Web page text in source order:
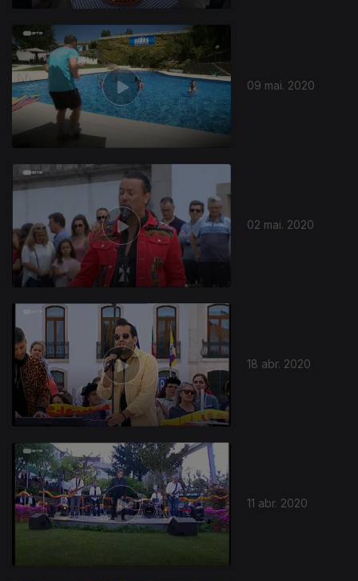
09 mai. 2020
02 mai. 2020
18 abr. 2020
11 abr. 2020